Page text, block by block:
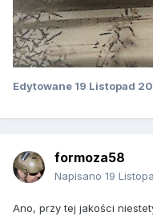
Edytowane 19 Listopad
formoza58
Napisano 19
Ano, przy tej jakości